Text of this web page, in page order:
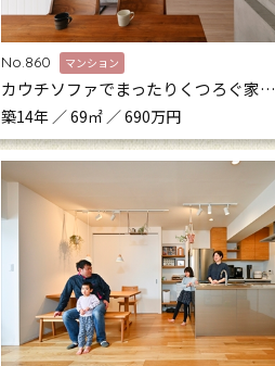
No.860 マンション
カウチソファでまったりくつろぐ家…
築14年 ／ 69㎡ ／ 690万円